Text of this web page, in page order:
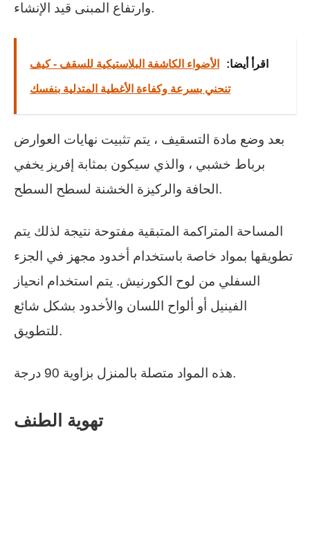
وارتفاع المبنى قيد الإنشاء.
اقرأ أيضا: الأضواء الكاشفة البلاستيكية للسقف - كيف
تنحني بسرعة وكفاءة الأغطية المتدلية بنفسك
بعد وضع مادة التسقيف ، يتم تثبيت نهايات العوارض
برباط خشبي ، والذي سيكون بمثابة إفريز يخفي
الحافة والركيزة الخشنة لسطح السطح.
المساحة المتراكمة المتبقية مفتوحة نتيجة لذلك يتم
تطويقها بمواد خاصة باستخدام أخدود مجهز في الجزء
السفلي من لوح الكورنيش. يتم استخدام انحياز
الفينيل أو ألواح اللسان والأخدود بشكل شائع
للتطويق.
هذه المواد متصلة بالمنزل بزاوية 90 درجة.
تهوية الطنف